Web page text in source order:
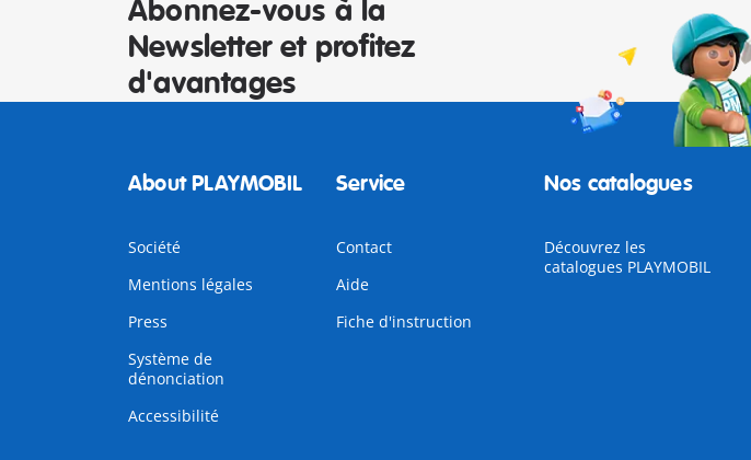
Abonnez-vous à la
Newsletter et profitez
d'avantages
About PLAYMOBIL
Société
Mentions légales
Press
Système de
dénonciation
Accessibilité
Service
Contact
Aide
Fiche d'instruction
Nos catalogues
Découvrez les
catalogues PLAYMOBIL